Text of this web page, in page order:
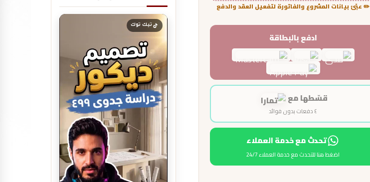
✏️ عبّئ بيانات المشروع والفاتورة لتفعيل العقد والدفع
ادفع بالبطاقة
قسّطها مع
٤ دفعات بدون فوائد
تحدث مع خدمة العملاء
اضغط هنا للتحدث مع خدمة العملاء 24/7
العملاء ويرفع…
تصميم ديكور مطعم مندي
عصري يجذب الزبائن…
تصميم ديكور كوفي شوب مودرن
| أفكار…
تيك توك